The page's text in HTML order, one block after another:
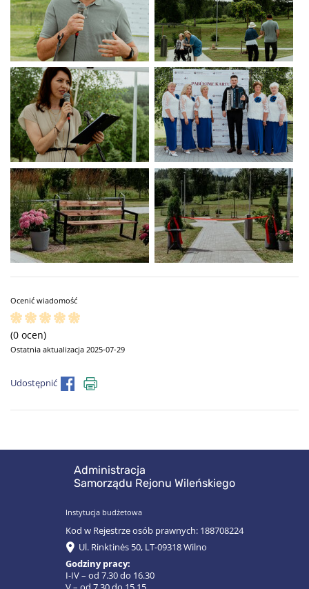
Ocenić wiadomość
(0 ocen)
Ostatnia aktualizacja 2025-07-29
Udostępnić
Administracja
Samorządu Rejonu Wileńskiego
Instytucja budżetowa
Kod w Rejestrze osób prawnych: 188708224
Ul. Rinktinės 50, LT-09318 Wilno
Godziny pracy:
I-IV – od 7.30 do 16.30